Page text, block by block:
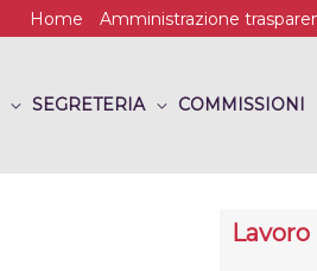
Home Amministrazione
SEGRETERIA COMMISSIONI
Lavoro